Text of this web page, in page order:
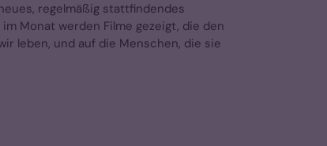
regelmäßig stattfindendes
im Monat werden Filme gezeigt, die den
leben, und auf die Menschen, die sie